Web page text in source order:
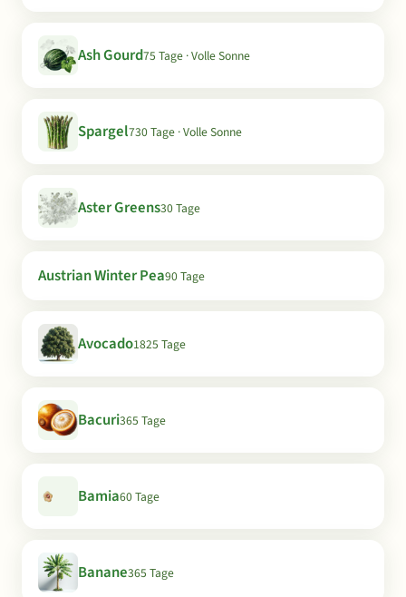
Ash Gourd75 Tage · Volle Sonne
Spargel730 Tage · Volle Sonne
Aster Greens30 Tage
Austrian Winter Pea90 Tage
Avocado1825 Tage
Bacuri365 Tage
Bamia60 Tage
Banane365 Tage